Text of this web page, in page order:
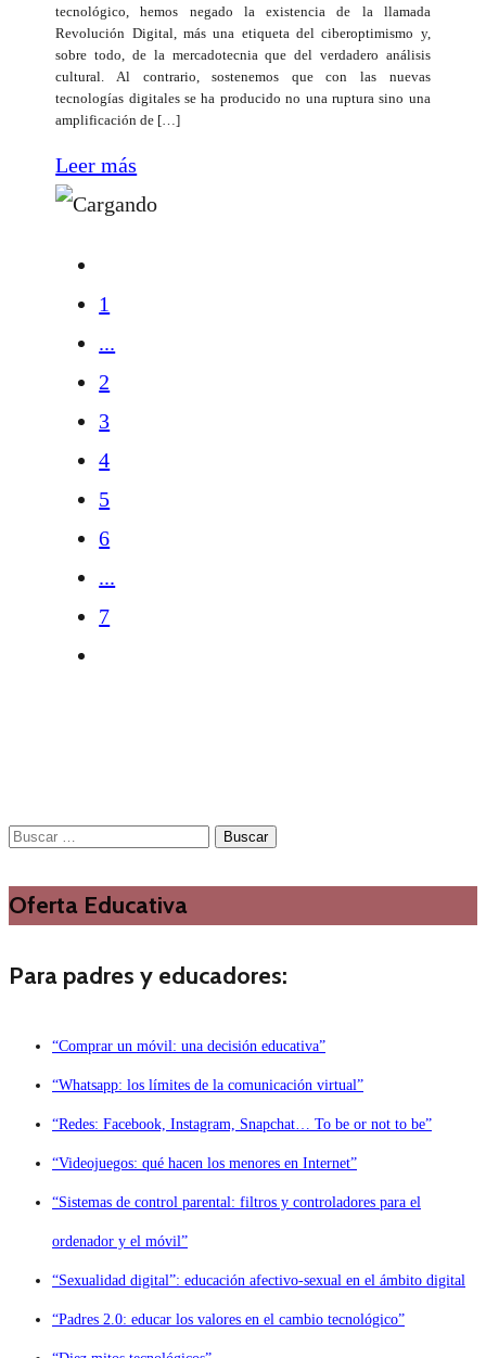
tecnológico, hemos negado la existencia de la llamada
Revolución Digital, más una etiqueta del ciberoptimismo y,
sobre todo, de la mercadotecnia que del verdadero análisis
cultural. Al contrario, sostenemos que con las nuevas
tecnologías digitales se ha producido no una ruptura sino una
amplificación de […]
Leer más
1
...
2
3
4
5
6
...
7
Buscar:
Oferta Educativa
Para padres y educadores:
“Comprar un móvil: una decisión educativa”
“Whatsapp: los límites de la comunicación virtual”
“Redes: Facebook, Instagram, Snapchat… To be or not to be”
“Videojuegos: qué hacen los menores en Internet”
“Sistemas de control parental: filtros y controladores para el
ordenador y el móvil”
“Sexualidad digital”: educación afectivo-sexual en el ámbito digital
“Padres 2.0: educar los valores en el cambio tecnológico”